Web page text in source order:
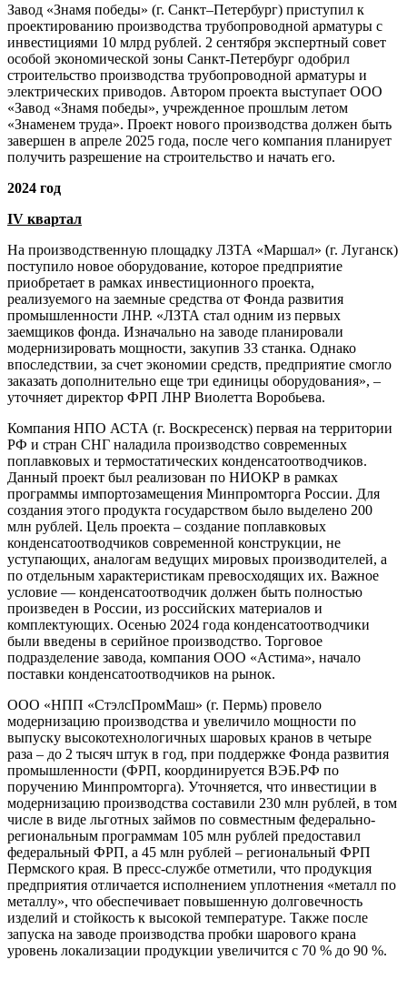
Завод «Знамя победы» (г. Санкт–Петербург) приступил к
проектированию производства трубопроводной арматуры с
инвестициями 10 млрд рублей. 2 сентября экспертный совет
особой экономической зоны Санкт-Петербург одобрил
строительство производства трубопроводной арматуры и
электрических приводов. Автором проекта выступает ООО
«Завод «Знамя победы», учрежденное прошлым летом
«Знаменем труда». Проект нового производства должен быть
завершен в апреле 2025 года, после чего компания планирует
получить разрешение на строительство и начать его.
2024 год
IV квартал
На производственную площадку ЛЗТА «Маршал» (г. Луганск)
поступило новое оборудование, которое предприятие
приобретает в рамках инвестиционного проекта,
реализуемого на заемные средства от Фонда развития
промышленности ЛНР. «ЛЗТА стал одним из первых
заемщиков фонда. Изначально на заводе планировали
модернизировать мощности, закупив 33 станка. Однако
впоследствии, за счет экономии средств, предприятие смогло
заказать дополнительно еще три единицы оборудования», –
уточняет директор ФРП ЛНР Виолетта Воробьева.
Компания НПО АСТА (г. Воскресенск) первая на территории
РФ и стран СНГ наладила производство современных
поплавковых и термостатических конденсатоотводчиков.
Данный проект был реализован по НИОКР в рамках
программы импортозамещения Минпромторга России. Для
создания этого продукта государством было выделено 200
млн рублей. Цель проекта – создание поплавковых
конденсатоотводчиков современной конструкции, не
уступающих, аналогам ведущих мировых производителей, а
по отдельным характеристикам превосходящих их. Важное
условие — конденсатоотводчик должен быть полностью
произведен в России, из российских материалов и
комплектующих. Осенью 2024 года конденсатоотводчики
были введены в серийное производство. Торговое
подразделение завода, компания ООО «Астима», начало
поставки конденсатоотводчиков на рынок.
ООО «НПП «СтэлсПромМаш» (г. Пермь) провело
модернизацию производства и увеличило мощности по
выпуску высокотехнологичных шаровых кранов в четыре
раза – до 2 тысяч штук в год, при поддержке Фонда развития
промышленности (ФРП, координируется ВЭБ.РФ по
поручению Минпромторга). Уточняется, что инвестиции в
модернизацию производства составили 230 млн рублей, в том
числе в виде льготных займов по совместным федерально-
региональным программам 105 млн рублей предоставил
федеральный ФРП, а 45 млн рублей – региональный ФРП
Пермского края. В пресс-службе отметили, что продукция
предприятия отличается исполнением уплотнения «металл по
металлу», что обеспечивает повышенную долговечность
изделий и стойкость к высокой температуре. Также после
запуска на заводе производства пробки шарового крана
уровень локализации продукции увеличится с 70 % до 90 %.